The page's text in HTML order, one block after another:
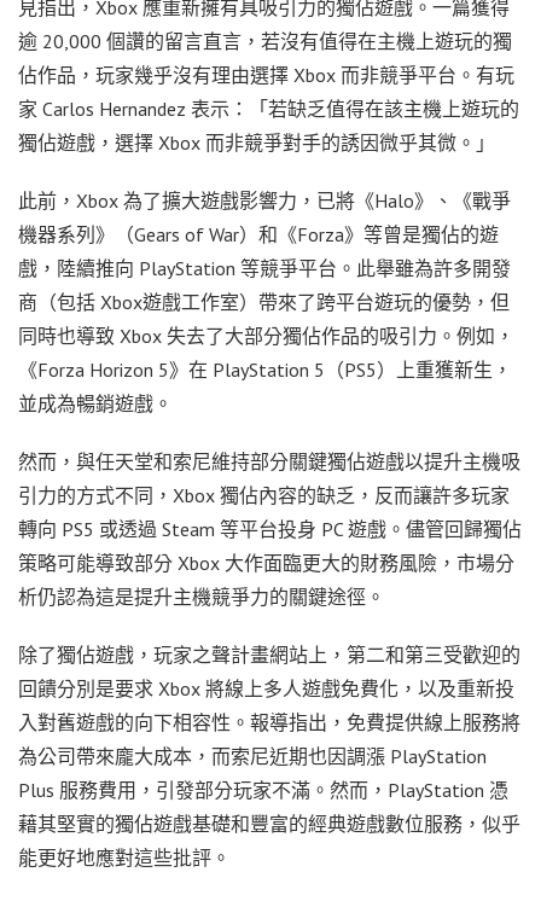
見指出，Xbox 應重新擁有具吸引力的獨佔遊戲。一篇獲得
逾 20,000 個讚的留言直言，若沒有值得在主機上遊玩的獨
佔作品，玩家幾乎沒有理由選擇 Xbox 而非競爭平台。有玩
家 Carlos Hernandez 表示：「若缺乏值得在該主機上遊玩的
獨佔遊戲，選擇 Xbox 而非競爭對手的誘因微乎其微。」
此前，Xbox 為了擴大遊戲影響力，已將《Halo》、《戰爭
機器系列》（Gears of War）和《Forza》等曾是獨佔的遊
戲，陸續推向 PlayStation 等競爭平台。此舉雖為許多開發
商（包括 Xbox遊戲工作室）帶來了跨平台遊玩的優勢，但
同時也導致 Xbox 失去了大部分獨佔作品的吸引力。例如，
《Forza Horizon 5》在 PlayStation 5（PS5）上重獲新生，
並成為暢銷遊戲。
然而，與任天堂和索尼維持部分關鍵獨佔遊戲以提升主機吸
引力的方式不同，Xbox 獨佔內容的缺乏，反而讓許多玩家
轉向 PS5 或透過 Steam 等平台投身 PC 遊戲。儘管回歸獨佔
策略可能導致部分 Xbox 大作面臨更大的財務風險，市場分
析仍認為這是提升主機競爭力的關鍵途徑。
除了獨佔遊戲，玩家之聲計畫網站上，第二和第三受歡迎的
回饋分別是要求 Xbox 將線上多人遊戲免費化，以及重新投
入對舊遊戲的向下相容性。報導指出，免費提供線上服務將
為公司帶來龐大成本，而索尼近期也因調漲 PlayStation
Plus 服務費用，引發部分玩家不滿。然而，PlayStation 憑
藉其堅實的獨佔遊戲基礎和豐富的經典遊戲數位服務，似乎
能更好地應對這些批評。